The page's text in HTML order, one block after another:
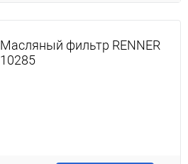
Масляный фильтр RENNER
10285